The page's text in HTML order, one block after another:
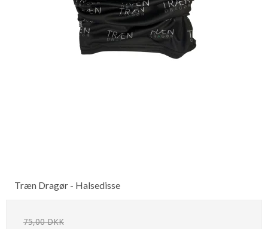
Træn Dragør - Halsedisse
75,00 DKK